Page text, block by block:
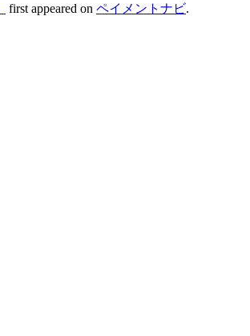
first appeared on ペイメントナビ.